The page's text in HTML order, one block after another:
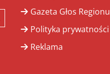
Gazeta Głos Regionu
Polityka prywatności
Reklama